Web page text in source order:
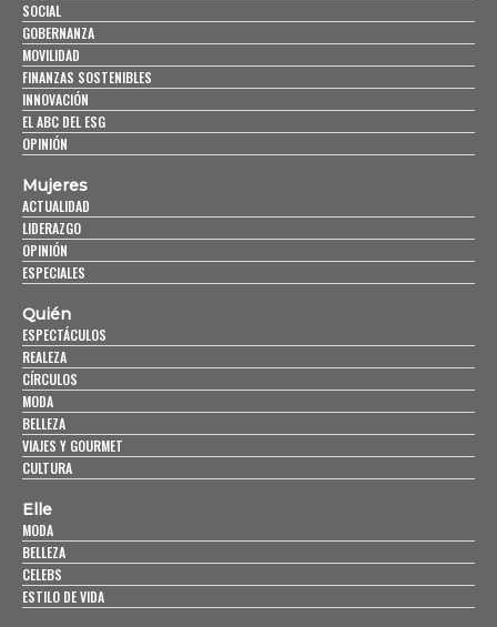
SOCIAL
GOBERNANZA
MOVILIDAD
FINANZAS SOSTENIBLES
INNOVACIÓN
EL ABC DEL ESG
OPINIÓN
Mujeres
ACTUALIDAD
LIDERAZGO
OPINIÓN
ESPECIALES
Quién
ESPECTÁCULOS
REALEZA
CÍRCULOS
MODA
BELLEZA
VIAJES Y GOURMET
CULTURA
Elle
MODA
BELLEZA
CELEBS
ESTILO DE VIDA